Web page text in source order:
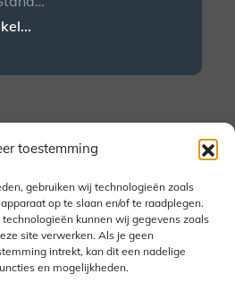
toestemming
gebruiken wij technologieën zoals
op te slaan en/of te raadplegen.
kunnen wij gegevens zoals
site verwerken. Als je geen
intrekt, kan dit een nadelige
en mogelijkheden.
DWS Arnhem- Alle rechten
Freak by Theme Palace
Over ons